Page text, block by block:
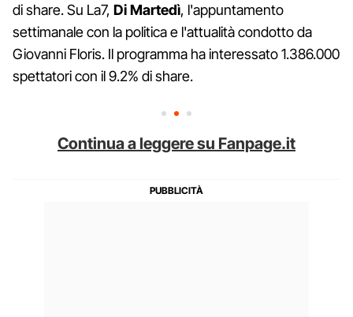
di share. Su La7, Di Martedì, l'appuntamento
settimanale con la politica e l'attualità condotto da
Giovanni Floris. Il programma ha interessato 1.386.000
spettatori con il 9.2% di share.
Continua a leggere su Fanpage.it